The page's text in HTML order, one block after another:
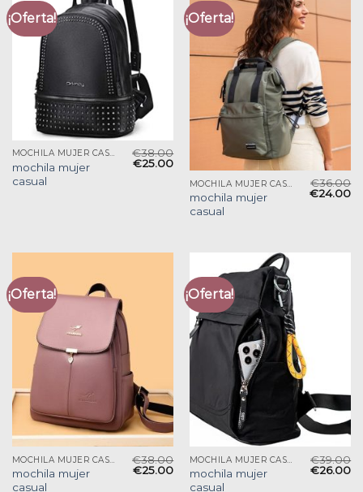
¡Oferta!
MOCHILA MUJER CASUAL
mochila mujer
casual
€38.00
€25.00
¡Oferta!
mochila mujer
casual
€36.00
€24.00
¡Oferta!
MOCHILA MUJER CASUAL
mochila mujer
casual
€38.00
€25.00
¡Oferta!
MOCHILA MUJER CASUAL
mochila mujer
casual
€39.00
€26.00